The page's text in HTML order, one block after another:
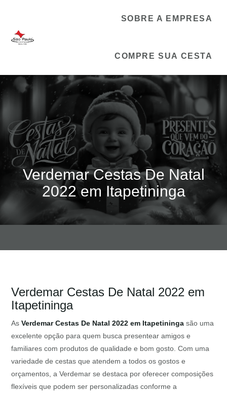
SOBRE A EMPRESA
COMPRE SUA CESTA
Verdemar Cestas De Natal
2022 em Itapetininga
Verdemar Cestas De Natal 2022 em
Itapetininga
AsVerdemar Cestas De Natal 2022 em Itapetininga são uma
excelente opção para quem busca presentear amigos e
familiares com produtos de qualidade e bom gosto. Com uma
variedade de cestas que atendem a todos os gostos e
orçamentos, a Verdemar se destaca por oferecer composições
flexíveis que podem ser personalizadas conforme a